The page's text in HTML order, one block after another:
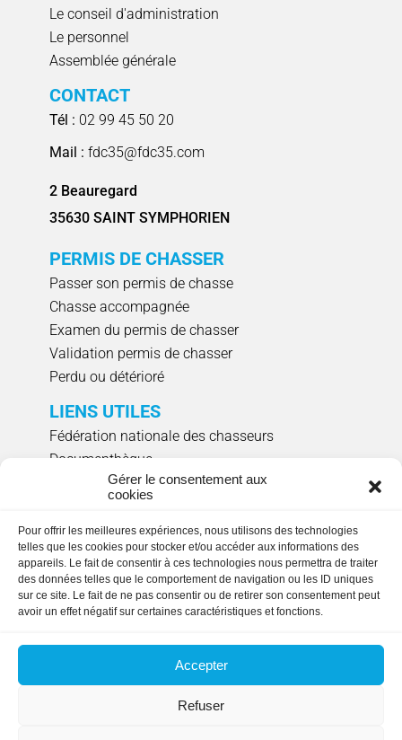
Gérer le consentement aux
cookies
Pour offrir les meilleures expériences, nous utilisons des technologies
telles que les cookies pour stocker et/ou accéder aux informations des
appareils. Le fait de consentir à ces technologies nous permettra de traiter
des données telles que le comportement de navigation ou les ID uniques
sur ce site. Le fait de ne pas consentir ou de retirer son consentement peut
avoir un effet négatif sur certaines caractéristiques et fonctions.
Accepter
Refuser
Le conseil d'administration
Le personnel
Assemblée générale
CONTACT
Tél : 02 99 45 50 20
Mail : fdc35@fdc35.com
2 Beauregard
35630 SAINT SYMPHORIEN
PERMIS DE CHASSER
Passer son permis de chasse
Chasse accompagnée
Examen du permis de chasser
Validation permis de chasser
Perdu ou détérioré
LIENS UTILES
Fédération nationale des chasseurs
Documenthèque
Agenda évènements
NOUS SUIVRE
HORAIRES D'OUVERTURE
Lundi, mardi, jeudi et vendredi: 9h00 à 17h15
Fermée le mercredi